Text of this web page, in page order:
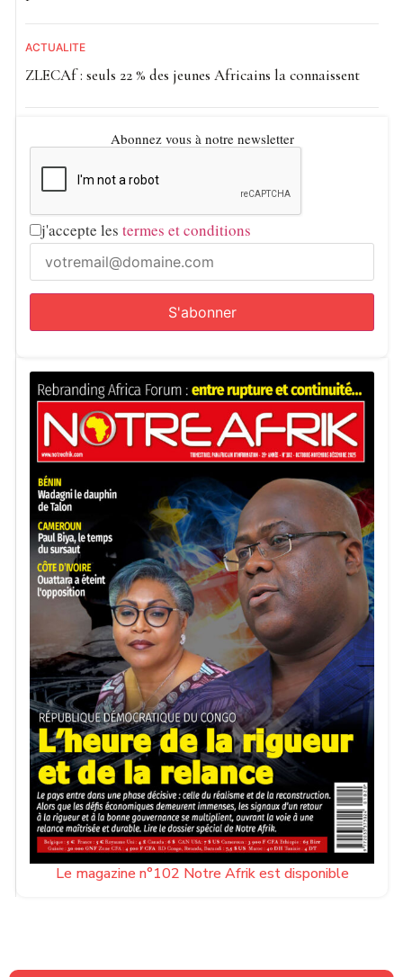
ACTUALITE
ZLECAf : seuls 22 % des jeunes Africains la connaissent
Abonnez vous à notre newsletter
j'accepte les termes et conditions
Le magazine n°102 Notre Afrik est disponible